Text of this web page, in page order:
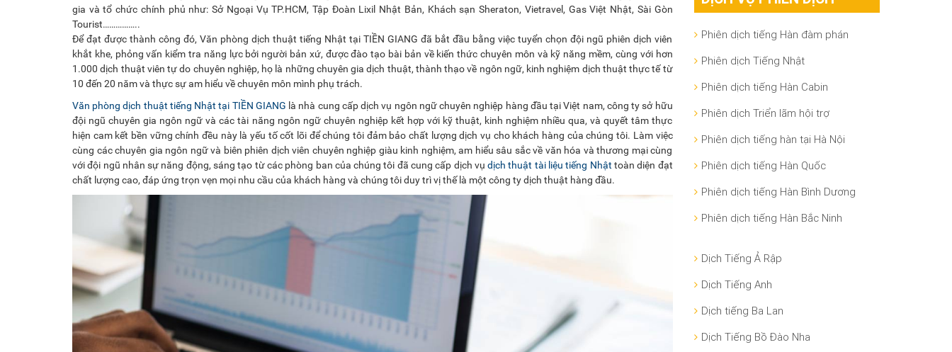
gia và tổ chức chính phủ như: Sở Ngoại Vụ TP.HCM, Tập Đoàn Lixil Nhật Bản, Khách sạn Sheraton, Vietravel, Gas Việt Nhật, Sài Gòn
Tourist……………..
Để đạt được thành công đó, Văn phòng dịch thuật tiếng Nhật tại TIỀN GIANG đã bắt đầu bằng việc tuyển chọn đội ngũ phiên dịch viên
khắt khe, phỏng vấn kiểm tra năng lực bởi người bản xứ, được đào tạo bài bản về kiến thức chuyên môn và kỹ năng mềm, cùng với hơn
1.000 dịch thuật viên tự do chuyên nghiệp, họ là những chuyên gia dịch thuật, thành thạo về ngôn ngữ, kinh nghiệm dịch thuật thực tế từ
10 đến 20 năm và thực sự am hiểu về chuyên môn mình phụ trách.
Văn phòng dịch thuật tiếng Nhật tại TIỀN GIANG là nhà cung cấp dịch vụ ngôn ngữ chuyên nghiệp hàng đầu tại Việt nam, công ty sở hữu
đội ngũ chuyên gia ngôn ngữ và các tài năng ngôn ngữ chuyên nghiệp kết hợp với kỹ thuật, kinh nghiệm nhiều qua, và quyết tâm thực
hiện cam kết bền vững chính đều này là yếu tố cốt lõi để chúng tôi đảm bảo chất lượng dịch vụ cho khách hàng của chúng tôi. Làm việc
cùng các chuyên gia ngôn ngữ và biên phiên dịch viên chuyên nghiệp giàu kinh nghiệm, am hiểu sâu sắc về văn hóa và thương mại cùng
với đội ngũ nhân sự năng động, sáng tạo từ các phòng ban của chúng tôi đã cung cấp dịch vụdịch thuật tài liệu tiếng Nhật toàn diện đạt
chất lượng cao, đáp ứng trọn vẹn mọi nhu cầu của khách hàng và chúng tôi duy trì vị thế là một công ty dịch thuật hàng đầu.
Phiên dịch tiếng Hàn đàm phán
Phiên dịch Tiếng Nhật
Phiên dịch tiếng Hàn Cabin
Phiên dịch Triển lãm hội trợ
Phiên dịch tiếng hàn tại Hà Nội
Phiên dịch tiếng Hàn Quốc
Phiên dịch tiếng Hàn Bình Dương
Phiên dịch tiếng Hàn Bắc Ninh
Dịch Tiếng Ả Rập
Dịch Tiếng Anh
Dịch tiếng Ba Lan
Dịch Tiếng Bồ Đào Nha